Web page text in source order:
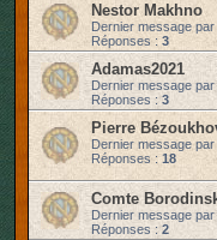
Nestor Makhno
Dernier message par
Réponses : 3
Adamas2021
Dernier message par
Réponses : 3
Pierre
Dernier message par
Réponses : 18
Comte
Dernier message par
Réponses : 2